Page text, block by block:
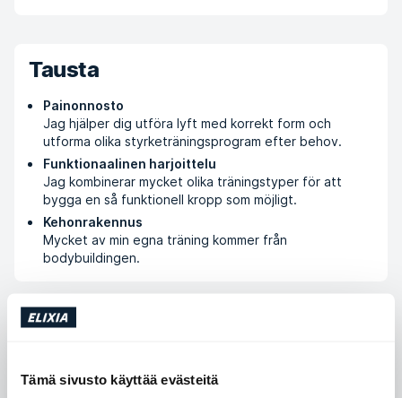
Tämä sivusto käyttää evästeitä
Tausta
Painonnosto
Jag hjälper dig utföra lyft med korrekt form och
utforma olika styrketräningsprogram efter behov.
Funktionaalinen harjoittelu
Jag kombinerar mycket olika träningstyper för att
bygga en så funktionell kropp som möjligt.
Kehonrakennus
Mycket av min egna träning kommer från
bodybuildingen.
Koulutus ja kurssit
EQF Level 4 Personal Trainer & Nutritional advisor
IntensivePT